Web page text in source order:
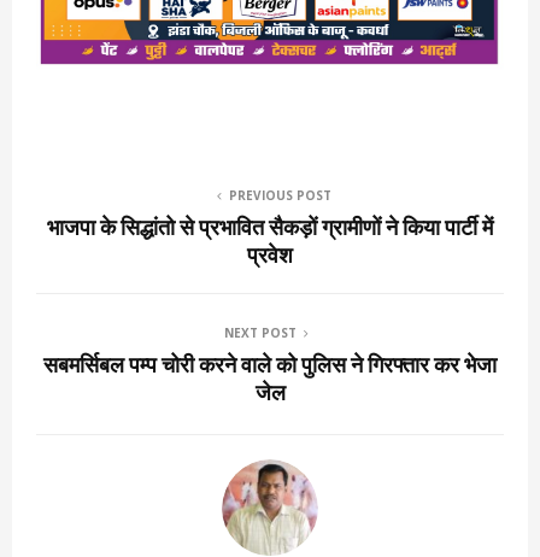
PREVIOUS POST
भाजपा के सिद्धांतो से प्रभावित सैकड़ों ग्रामीणों ने किया पार्टी में
प्रवेश
NEXT POST
सबमर्सिबल पम्प चोरी करने वाले को पुलिस ने गिरफ्तार कर भेजा
जेल